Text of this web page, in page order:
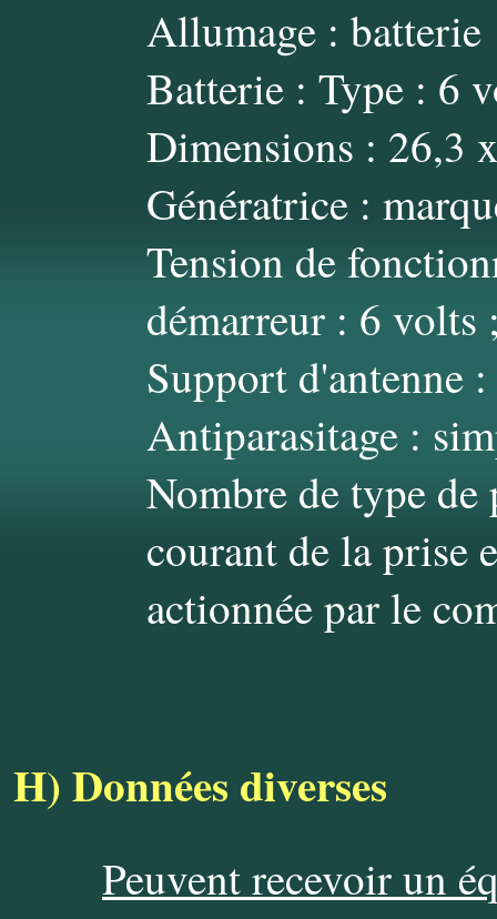
Allumage : batterie
Batterie : Type : 6
Dimensions : 26,3
Génératrice :
Tension de
démarreur : 6 volts
Support d'antenne
Antiparasitage :
Nombre de type de
courant de la prise
actionnée par le
H)Données diverses
Peuvent recevoir un